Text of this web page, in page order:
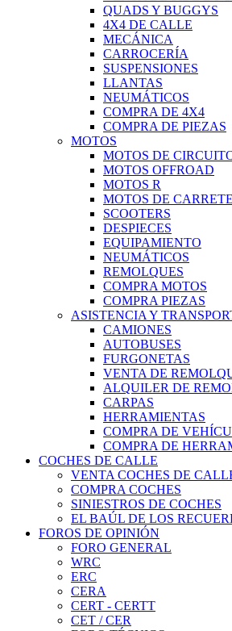
QUADS Y BUGGYS
4X4 DE CALLE
MECÁNICA
CARROCERÍA
SUSPENSIONES
LLANTAS
NEUMÁTICOS
COMPRA DE 4X4
COMPRA DE PIEZAS
MOTOS
MOTOS DE
MOTOS OFFROAD
MOTOS R
MOTOS DE
SCOOTERS
DESPIECES
EQUIPAMIENTO
NEUMÁTICOS
REMOLQUES
COMPRA MOTOS
COMPRA PIEZAS
ASISTENCIA Y
CAMIONES
AUTOBUSES
FURGONETAS
VENTA DE
ALQUILER DE
CARPAS
HERRAMIENTAS
COMPRA DE
COMPRA DE
COCHES DE CALLE
VENTA COCHES DE
COMPRA COCHES
SINIESTROS DE COCHES
EL BAÚL DE LOS
FOROS DE OPINIÓN
FORO GENERAL
WRC
ERC
CERA
CERT - CERTT
CET / CER